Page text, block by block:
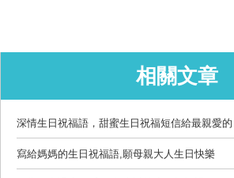
相關文章
深情生日祝福語，甜蜜生日祝福短信給最親愛的
寫給媽媽的生日祝福語,願母親大人生日快樂